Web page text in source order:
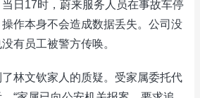
日17时，蔚来服务人员在事故车停
作本身不会造成数据丢失。公司没
有员工被警方传唤。
林文钦家人的质疑。受家属委托代